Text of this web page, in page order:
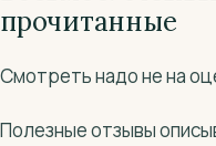
прочитанные
Смотреть надо не на
Полезные отзывы